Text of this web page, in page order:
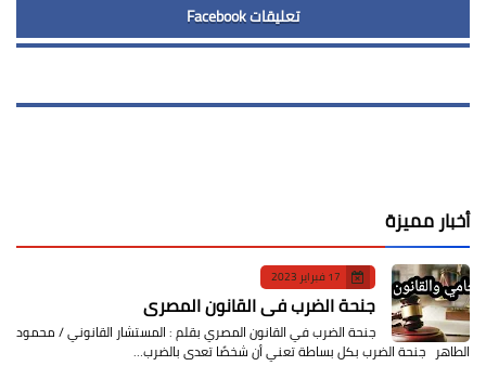
تعليقات Facebook
أخبار مميزة
17 فبراير 2023
جنحة الضرب في القانون المصري
جنحة الضرب في القانون المصري بقلم : المستشار القانوني / محمود
الطاهر جنحة الضرب بكل بساطة تعني أن شخصًا تعدى بالضرب…